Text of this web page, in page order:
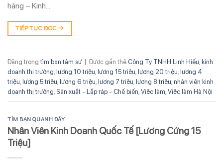
hàng – Kinh…
TIẾP TỤC ĐỌC →
Đăng trong tìm bạn tâm sự Được gắn thẻ Công Ty TNHH Linh Hiếu, kinh
doanh thị trường, lương 10 triệu, lương 15 triệu, lương 20 triệu, lương 4
triệu, lương 5 triệu, lương 6 triệu, lương 7 triệu, lương 8 triệu, nhân viên kinh
doanh thị trường, Sản xuất - Lắp ráp - Chế biến, Việc làm, Việc làm Hà Nội
TÌM BẠN QUANH ĐÂY
Nhân Viên Kinh Doanh Quốc Tế [Lương Cứng 15
Triệu]